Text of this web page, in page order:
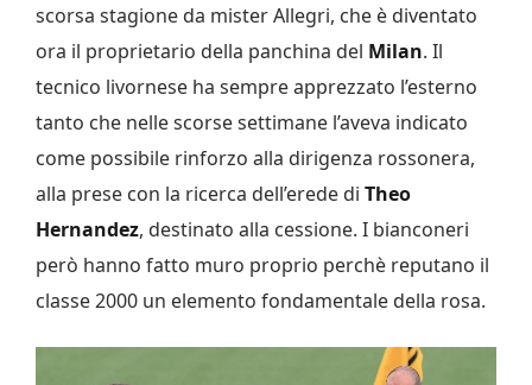
scorsa stagione da mister Allegri, che è diventato
ora il proprietario della panchina del Milan. Il
tecnico livornese ha sempre apprezzato l’esterno
tanto che nelle scorse settimane l’aveva indicato
come possibile rinforzo alla dirigenza rossonera,
alla prese con la ricerca dell’erede di Theo
Hernandez, destinato alla cessione. I bianconeri
però hanno fatto muro proprio perchè reputano il
classe 2000 un elemento fondamentale della rosa.